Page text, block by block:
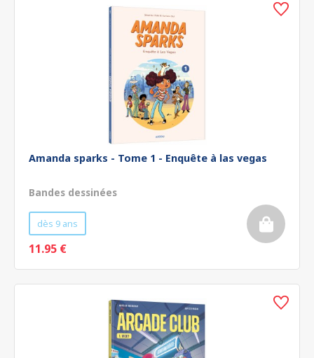
Amanda sparks - Tome 1 - Enquête à las vegas
Bandes dessinées
dès 9 ans
11.95 €